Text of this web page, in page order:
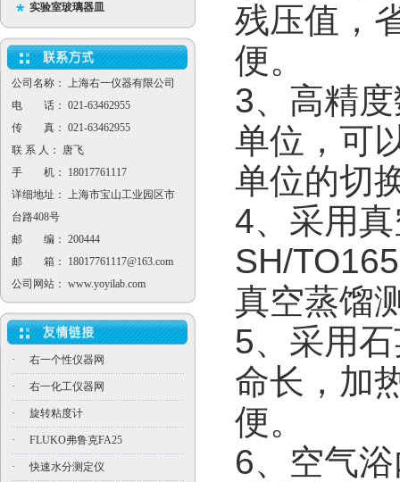
实验室玻璃器皿
公司名称： 上海右一仪器有限公司
电 话： 021-63462955
传 真： 021-63462955
联 系 人： 唐飞
手 机： 18017761117
详细地址： 上海市宝山工业园区市
台路408号
邮 编： 200444
邮 箱：
18017761117@163.com
公司网站： www.yoyilab.com
· 右一个性仪器网
· 右一化工仪器网
· 旋转粘度计
· FLUKO弗鲁克FA25
· 快速水分测定仪
残压值，
便。
3、高精
单位，可
单位的切
4、采用
SH/
真空蒸馏
5、采用
命长，加
便。
6、空气